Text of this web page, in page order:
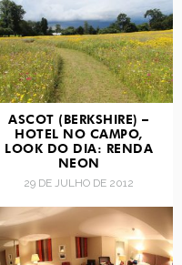
ASCOT (BERKSHIRE) –
HOTEL NO CAMPO,
LOOK DO DIA: RENDA
NEON
29 DE JULHO DE 2012